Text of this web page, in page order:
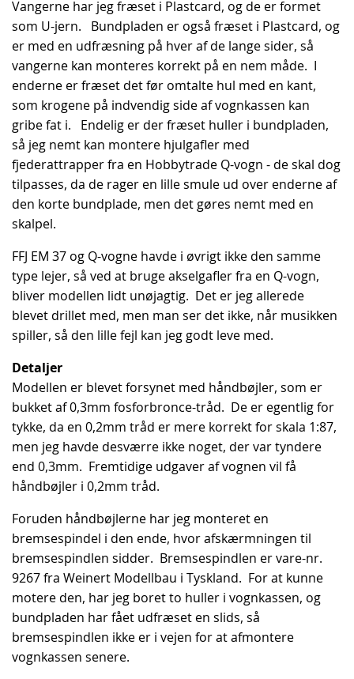
Vangerne har jeg fræset i Plastcard, og de er formet
som U-jern. Bundpladen er også fræset i Plastcard, og
er med en udfræsning på hver af de lange sider, så
vangerne kan monteres korrekt på en nem måde. I
enderne er fræset det før omtalte hul med en kant,
som krogene på indvendig side af vognkassen kan
gribe fat i. Endelig er der fræset huller i bundpladen,
så jeg nemt kan montere hjulgafler med
fjederattrapper fra en Hobbytrade Q-vogn - de skal dog
tilpasses, da de rager en lille smule ud over enderne af
den korte bundplade, men det gøres nemt med en
skalpel.
FFJ EM 37 og Q-vogne havde i øvrigt ikke den samme
type lejer, så ved at bruge akselgafler fra en Q-vogn,
bliver modellen lidt unøjagtig. Det er jeg allerede
blevet drillet med, men man ser det ikke, når musikken
spiller, så den lille fejl kan jeg godt leve med.
Detaljer
Modellen er blevet forsynet med håndbøjler, som er
bukket af 0,3mm fosforbronce-tråd. De er egentlig for
tykke, da en 0,2mm tråd er mere korrekt for skala 1:87,
men jeg havde desværre ikke noget, der var tyndere
end 0,3mm. Fremtidige udgaver af vognen vil få
håndbøjler i 0,2mm tråd.
Foruden håndbøjlerne har jeg monteret en
bremsespindel i den ende, hvor afskærmningen til
bremsespindlen sidder. Bremsespindlen er vare-nr.
9267 fra Weinert Modellbau i Tyskland. For at kunne
motere den, har jeg boret to huller i vognkassen, og
bundpladen har fået udfræset en slids, så
bremsespindlen ikke er i vejen for at afmontere
vognkassen senere.